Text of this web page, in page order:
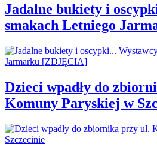
Jadalne bukiety i
smakach Letniego
Dzieci wpadły do
Komuny Paryskiej w